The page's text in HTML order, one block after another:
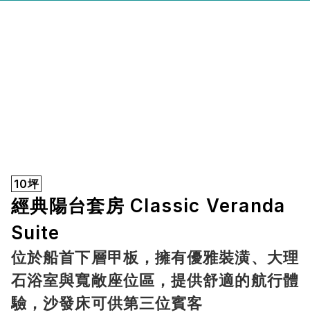
10坪
經典陽台套房 Classic Veranda
Suite
位於船首下層甲板，擁有優雅裝潢、大理
石浴室與寬敞座位區，提供舒適的航行體
驗，沙發床可供第三位賓客